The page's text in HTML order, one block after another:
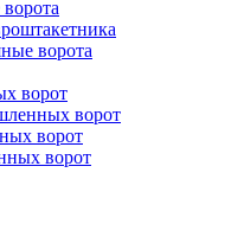
ворота
ворот
ворот
ворот
ворот